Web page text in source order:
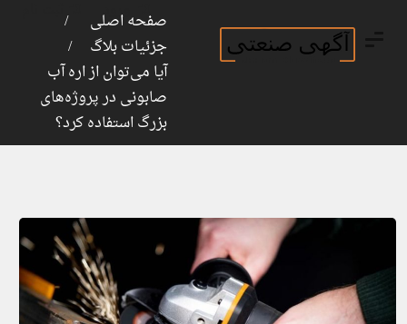
ورود
صفحه اصلی
جزئیات بلاگ
آیا می‌توان از اره آب
صابونی در پروژه‌های
بزرگ استفاده کرد؟